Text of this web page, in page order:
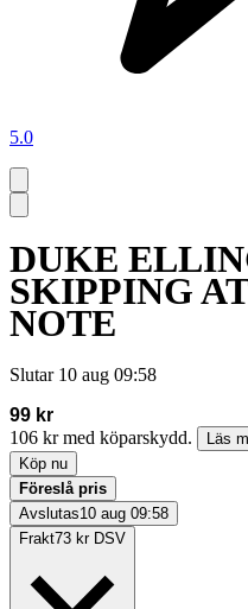
5.0
DUKE
SKIPPING
NOTE
Slutar 10 aug 09:58
99 kr
106 kr med köparskydd.
Läs
Köp nu
Föreslå pris
Avslutas10 aug 09:58
Frakt73 kr DSV